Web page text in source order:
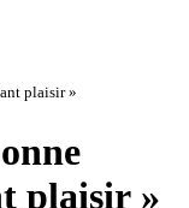
plaisir »
plaisir »